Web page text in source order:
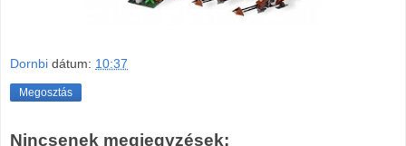
Dornbi dátum: 10:37
Megosztás
Nincsenek megjegyzések: